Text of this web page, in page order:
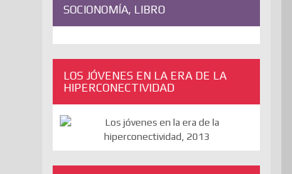
SOCIONOMÍA, LIBRO
LOS JÓVENES EN LA ERA DE LA
HIPERCONECTIVIDAD